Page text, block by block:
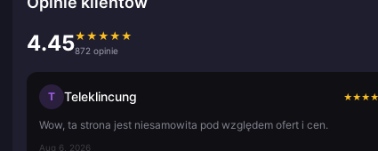
4.45★ ★ ★ ★ ★
872 opinie
T Teleklincung ★★★★
Wow, ta strona jest niesamowita pod względem ofert i cen.
Aug 6, 2026